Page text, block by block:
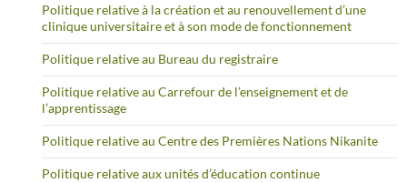
Politique relative à la création et au renouvellement d’une
clinique universitaire et à son mode de fonctionnement
Politique relative au Bureau du registraire
Politique relative au Carrefour de l’enseignement et de
l’apprentissage
Politique relative au Centre des Premières Nations Nikanite
Politique relative aux unités d’éducation continue